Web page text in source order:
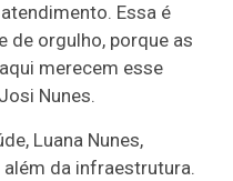
Essa é
de orgulho, porque as
merecem esse
Nunes.
Luana Nunes,
da infraestrutura.